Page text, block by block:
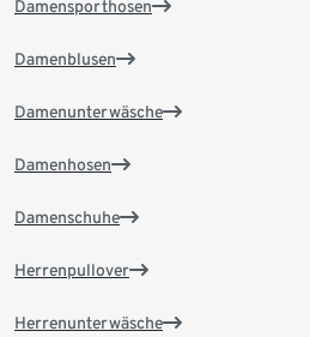
Damensporthosen
Damenblusen
Damenunterwäsche
Damenhosen
Damenschuhe
Herrenpullover
Herrenunterwäsche